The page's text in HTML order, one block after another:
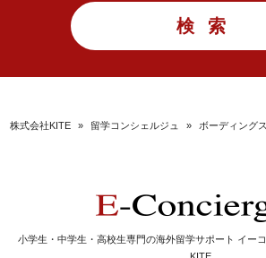
株式会社KITE » 留学コンシェルジュ » ボーディング
小学生・中学生・高校生専門の海外留学サポート イー